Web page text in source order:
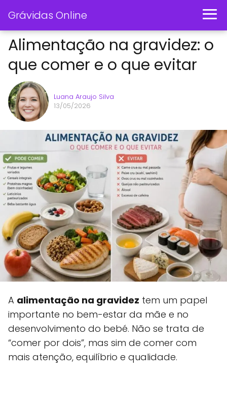
Grávidas Online
Alimentação na gravidez: o
que comer e o que evitar
Luana Araujo Silva
13/05/2026
A alimentação na gravidez tem um papel
importante no bem-estar da mãe e no
desenvolvimento do bebé. Não se trata de
“comer por dois”, mas sim de comer com
mais atenção, equilíbrio e qualidade.